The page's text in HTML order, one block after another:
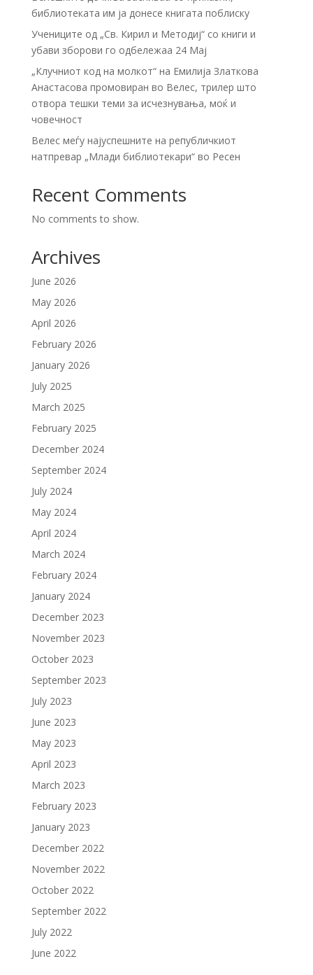
библиотеката им ја донесе книгата поблиску
Учениците од „Св. Кирил и Методиј“ со книги и
убави зборови го одбележаа 24 Мај
„Клучниот код на молкот“ на Емилија Златкова
Анастасова промовиран во Велес, трилер што
отвора тешки теми за исчезнувања, моќ и
човечност
Велес меѓу најуспешните на републичкиот
натпревар „Млади библиотекари“ во Ресен
Recent Comments
No comments to show.
Archives
June 2026
May 2026
April 2026
February 2026
January 2026
July 2025
March 2025
February 2025
December 2024
September 2024
July 2024
May 2024
April 2024
March 2024
February 2024
January 2024
December 2023
November 2023
October 2023
September 2023
July 2023
June 2023
May 2023
April 2023
March 2023
February 2023
January 2023
December 2022
November 2022
October 2022
September 2022
July 2022
June 2022